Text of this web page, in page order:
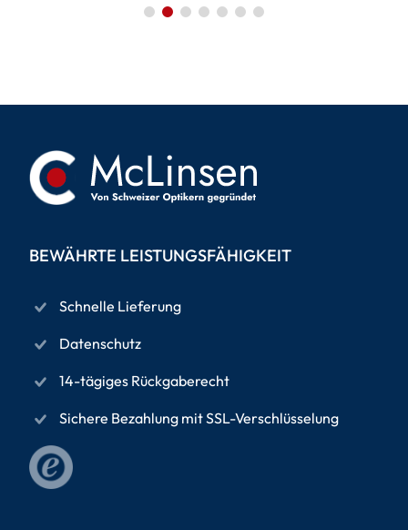
BEWÄHRTE LEISTUNGSFÄHIGKEIT
Schnelle Lieferung
Datenschutz
14-tägiges Rückgaberecht
Sichere Bezahlung mit SSL-Verschlüsselung